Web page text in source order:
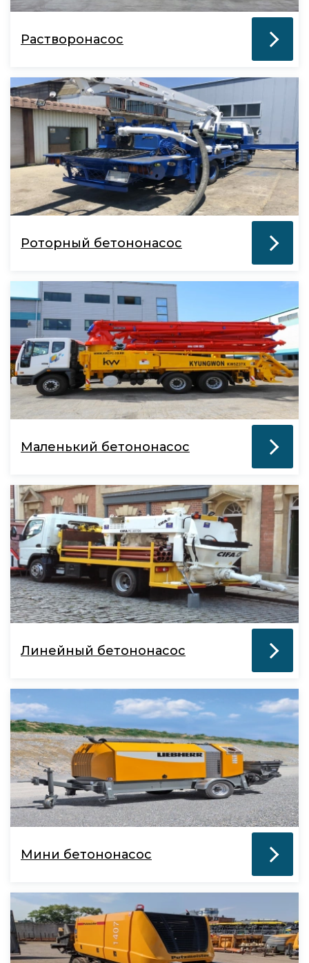
Растворонасос
Роторный бетононасос
Маленький бетононасос
Линейный бетононасос
Мини бетононасос